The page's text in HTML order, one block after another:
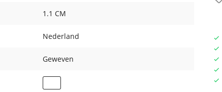
1.1 CM
Nederland
Geweven